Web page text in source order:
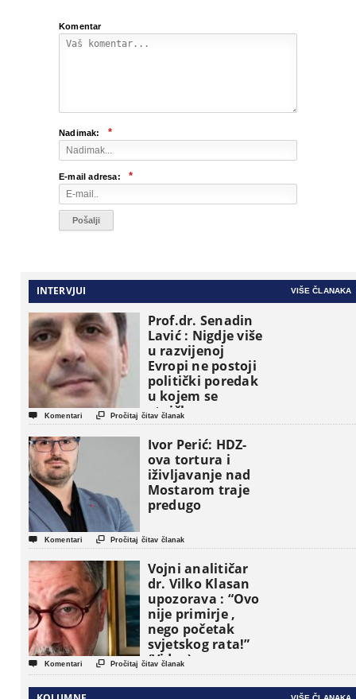
Komentar
Nadimak: *
E-mail adresa: *
INTERVJUI VIŠE ČLANAKA
Prof.dr. Senadin
Lavić : Nigdje više
u razvijenoj
Evropi ne postoji
politički poredak
u kojem se
etničke grupe
pojavljuju kao
osnovne
političke jedinice
 Komentari  Pročitaj čitav članak
Ivor Perić: HDZ-
ova tortura i
iživljavanje nad
Mostarom traje
predugo
 Komentari  Pročitaj čitav članak
Vojni analitičar
dr. Vilko Klasan
upozorava : “Ovo
nije primirje ,
nego početak
svjetskog rata!”
(Video)
 Komentari  Pročitaj čitav članak